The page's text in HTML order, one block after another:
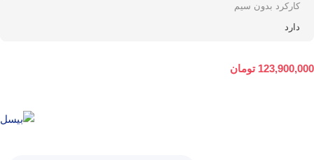
کارکرد بدون سیم
دارد
123,900,000 تومان